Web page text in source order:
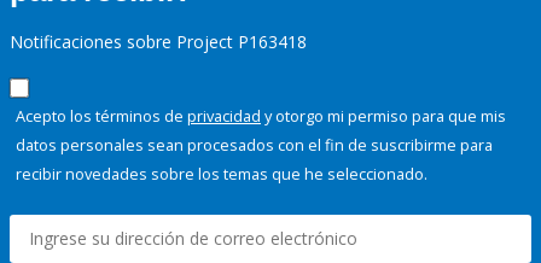
Notificaciones sobre Project P163418
Acepto los términos de privacidad y otorgo mi permiso para que mis
datos personales sean procesados con el fin de suscribirme para
recibir novedades sobre los temas que he seleccionado.